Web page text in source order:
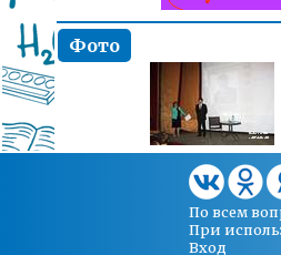
Фото
По всем
При
Вход